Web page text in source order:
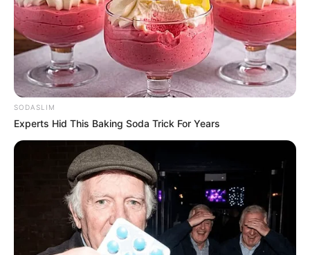
werden kann. Informationen unterwww.mathematiku
m.de.
Oberhessisches Museum in Gießen - Sowohl im
Alten Schloss als auch in zwei benachbarten
historischen Häusern befindet sich eine der
umfangreichsten Sammlungen zur Geschichte und
Kunst in Oberhessen. Gezeigt werden Exponate zur
Stadtgeschichte von Gießen und mehrere
Kunstsammlungen. Informationen unter
de.wikipedi
a.org/wiki/ Oberhessisches Museum.
Botanischer Garten Gießen - Bereits 1609 wurde
der Botanische Garten in Gießen angelegt. Damit ist
die Anlage der älteste erhaltene Garten einer
SODASLIM
Experts Hid This Baking Soda Trick For Years